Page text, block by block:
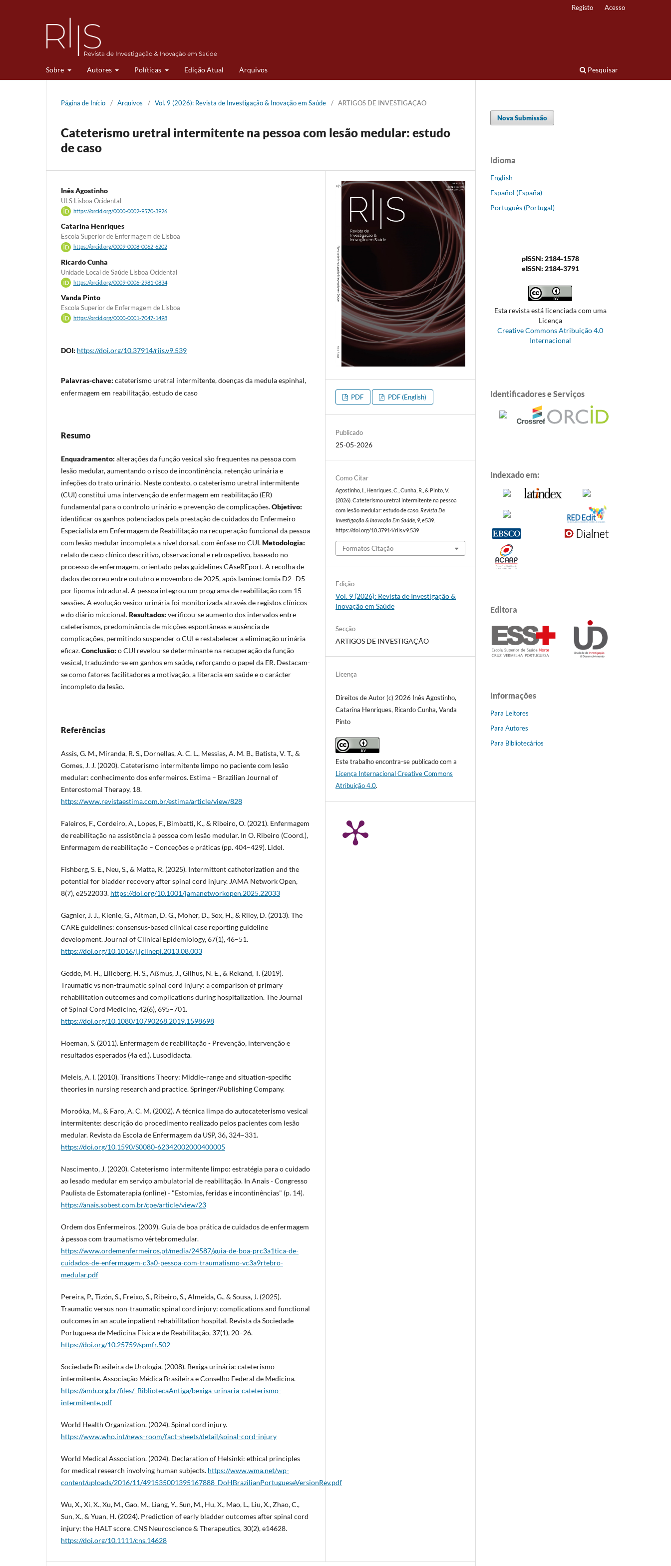
Sobre Autores Políticas Edição Atual Arquivos Pesquisar
Registo Acesso
Página de Início / Arquivos / Vol. 9 (2026): Revista de Investigação & Inovação em Saúde / ARTIGOS DE INVESTIGAÇÃO
Cateterismo uretral intermitente na pessoa com lesão medular: estudo
de caso
Inês Agostinho
ULS Lisboa Ocidental
https://orcid.org/0000-0002-9570-3926
Catarina Henriques
Escola Superior de Enfermagem de Lisboa
https://orcid.org/0009-0008-0062-6202
Ricardo Cunha
Unidade Local de Saúde Lisboa Ocidental
https://orcid.org/0009-0006-2981-0834
Vanda Pinto
Escola Superior de Enfermagem de Lisboa
https://orcid.org/0000-0001-7047-1498
DOI: https://doi.org/10.37914/riis.v9.539
Palavras-chave: cateterismo uretral intermitente, doenças da medula espinhal,
enfermagem em reabilitação, estudo de caso
Resumo
Enquadramento: alterações da função vesical são frequentes na pessoa com
lesão medular, aumentando o risco de incontinência, retenção urinária e
infeções do trato urinário. Neste contexto, o cateterismo uretral intermitente
(CUI) constitui uma intervenção de enfermagem em reabilitação (ER)
fundamental para o controlo urinário e prevenção de complicações.Objetivo:
identificar os ganhos potenciados pela prestação de cuidados do Enfermeiro
Especialista em Enfermagem de Reabilitação na recuperação funcional da pessoa
com lesão medular incompleta a nível dorsal, com ênfase no CUI.Metodologia:
relato de caso clínico descritivo, observacional e retrospetivo, baseado no
processo de enfermagem, orientado pelas guidelines CAseREport. A recolha de
dados decorreu entre outubro e novembro de 2025, após laminectomia D2–D5
por lipoma intradural. A pessoa integrou um programa de reabilitação com 15
sessões. A evolução vesico-urinária foi monitorizada através de registos clínicos
e do diário miccional.Resultados: verificou-se aumento dos intervalos entre
cateterismos, predominância de micções espontâneas e ausência de
complicações, permitindo suspender o CUI e restabelecer a eliminação urinária
eficaz.Conclusão: o CUI revelou-se determinante na recuperação da função
vesical, traduzindo-se em ganhos em saúde, reforçando o papel da ER. Destacam-
se como fatores facilitadores a motivação, a literacia em saúde e o carácter
incompleto da lesão.
Referências
Assis, G. M., Miranda, R. S., Dornellas, A. C. L., Messias, A. M. B., Batista, V. T., &
Gomes, J. J. (2020). Cateterismo intermitente limpo no paciente com lesão
medular: conhecimento dos enfermeiros. Estima – Brazilian Journal of
Enterostomal Therapy, 18.
https://www.revistaestima.com.br/estima/article/view/828
Faleiros, F., Cordeiro, A., Lopes, F., Bimbatti, K., & Ribeiro, O. (2021). Enfermagem
de reabilitação na assistência à pessoa com lesão medular. In O. Ribeiro (Coord.),
Enfermagem de reabilitação – Conceções e práticas (pp. 404–429). Lidel.
Fishberg, S. E., Neu, S., & Matta, R. (2025). Intermittent catheterization and the
potential for bladder recovery after spinal cord injury. JAMA Network Open,
8(7), e2522033. https://doi.org/10.1001/jamanetworkopen.2025.22033
Gagnier, J. J., Kienle, G., Altman, D. G., Moher, D., Sox, H., & Riley, D. (2013). The
CARE guidelines: consensus-based clinical case reporting guideline
development. Journal of Clinical Epidemiology, 67(1), 46–51.
https://doi.org/10.1016/j.jclinepi.2013.08.003
Gedde, M. H., Lilleberg, H. S., Aßmus, J., Gilhus, N. E., & Rekand, T. (2019).
Traumatic vs non-traumatic spinal cord injury: a comparison of primary
rehabilitation outcomes and complications during hospitalization. The Journal
of Spinal Cord Medicine, 42(6), 695–701.
https://doi.org/10.1080/10790268.2019.1598698
Hoeman, S. (2011). Enfermagem de reabilitação - Prevenção, intervenção e
resultados esperados (4a ed.). Lusodidacta.
Meleis, A. I. (2010). Transitions Theory: Middle-range and situation-specific
theories in nursing research and practice. Springer/Publishing Company.
Moroóka, M., & Faro, A. C. M. (2002). A técnica limpa do autocateterismo vesical
intermitente: descrição do procedimento realizado pelos pacientes com lesão
medular. Revista da Escola de Enfermagem da USP, 36, 324–331.
https://doi.org/10.1590/S0080-62342002000400005
Nascimento, J. (2020). Cateterismo intermitente limpo: estratégia para o cuidado
ao lesado medular em serviço ambulatorial de reabilitação. In Anais - Congresso
Paulista de Estomaterapia (online) - "Estomias, feridas e incontinências" (p. 14).
https://anais.sobest.com.br/cpe/article/view/23
Ordem dos Enfermeiros. (2009). Guia de boa prática de cuidados de enfermagem
à pessoa com traumatismo vértebro­medular.
https://www.ordemenfermeiros.pt/media/24587/guia-de-boa-prc3a1tica-de-
cuidados-de-enfermagem-c3a0-pessoa-com-traumatismo-vc3a9rtebro-
medular.pdf
Pereira, P., Tizón, S., Freixo, S., Ribeiro, S., Almeida, G., & Sousa, J. (2025).
Traumatic versus non-traumatic spinal cord injury: complications and functional
outcomes in an acute inpatient rehabilitation hospital. Revista da Sociedade
Portuguesa de Medicina Física e de Reabilitação, 37(1), 20–26.
https://doi.org/10.25759/spmfr.502
Sociedade Brasileira de Urologia. (2008). Bexiga urinária: cateterismo
intermitente. Associação Médica Brasileira e Conselho Federal de Medicina.
https://amb.org.br/files/_BibliotecaAntiga/bexiga-urinaria-cateterismo-
intermitente.pdf
World Health Organization. (2024). Spinal cord injury.
https://www.who.int/news-room/fact-sheets/detail/spinal-cord-injury
World Medical Association. (2024). Declaration of Helsinki: ethical principles
for medical research involving human subjects. https://www.wma.net/wp-
content/uploads/2016/11/491535001395167888_DoHBrazilianPortugueseVersionRev.pdf
Wu, X., Xi, X., Xu, M., Gao, M., Liang, Y., Sun, M., Hu, X., Mao, L., Liu, X., Zhao, C.,
Sun, X., & Yuan, H. (2024). Prediction of early bladder outcomes after spinal cord
injury: the HALT score. CNS Neuroscience & Therapeutics, 30(2), e14628.
https://doi.org/10.1111/cns.14628
PDF PDF (English)
Publicado
25-05-2026
Como Citar
Agostinho, I., Henriques, C., Cunha, R., & Pinto, V.
(2026). Cateterismo uretral intermitente na pessoa
com lesão medular: estudo de caso.Revista De
Investigação & Inovação Em Saúde 9, e539.
https://doi.org/10.37914/riis.v9.539
Formatos Citação
Edição
Vol. 9 (2026): Revista de Investigação &
Inovação em Saúde
Secção
ARTIGOS DE INVESTIGAÇÃO
Licença
Direitos de Autor (c) 2026 Inês Agostinho,
Catarina Henriques, Ricardo Cunha, Vanda
Pinto
Este trabalho encontra-se publicado com a
Licença Internacional Creative Commons
Atribuição 4.0.
Nova Submissão
Idioma
English
Español (España)
Português (Portugal)
pISSN: 2184-1578
eISSN: 2184-3791
Esta revista está licenciada com uma
Licença
Creative Commons Atribuição 4.0
Internacional
Identificadores e Serviços
Indexado em:
Editora
Informações
Para Leitores
Para Autores
Para Bibliotecários